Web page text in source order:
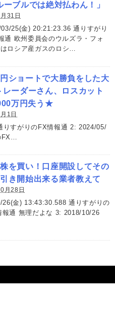
ーブルでは絶対払わん！」
31日
25(金) 20:21:23.36 通りすがり
通 欧州委員会のウルズラ・フォ
ロシア産ガスのロシ…
ショートで大勝負をした大
レーダーさん、ロスカット
万円失う★
1日
すがりのFX情報通 2: 2024/05/
を買い！口座開設してその
き開始出来る業者教えて
月28日
26(金) 13:43:30.588 通りすがりの
報通 無理だよな 3: 2018/10/26